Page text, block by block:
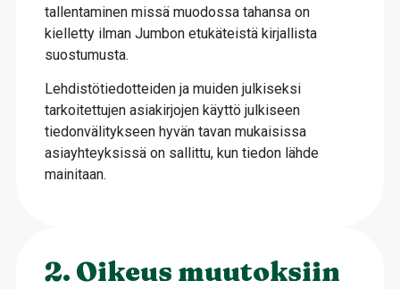
tallentaminen missä muodossa tahansa on
kielletty ilman Jumbon etukäteistä kirjallista
suostumusta.
Lehdistötiedotteiden ja muiden julkiseksi
tarkoitettujen asiakirjojen käyttö julkiseen
tiedonvälitykseen hyvän tavan mukaisissa
asiayhteyksissä on sallittu, kun tiedon lähde
mainitaan.
2. Oikeus muutoksiin